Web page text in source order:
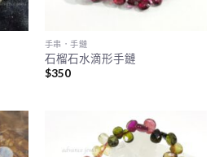
手串．手鏈
石榴石水滴形手鏈
$350